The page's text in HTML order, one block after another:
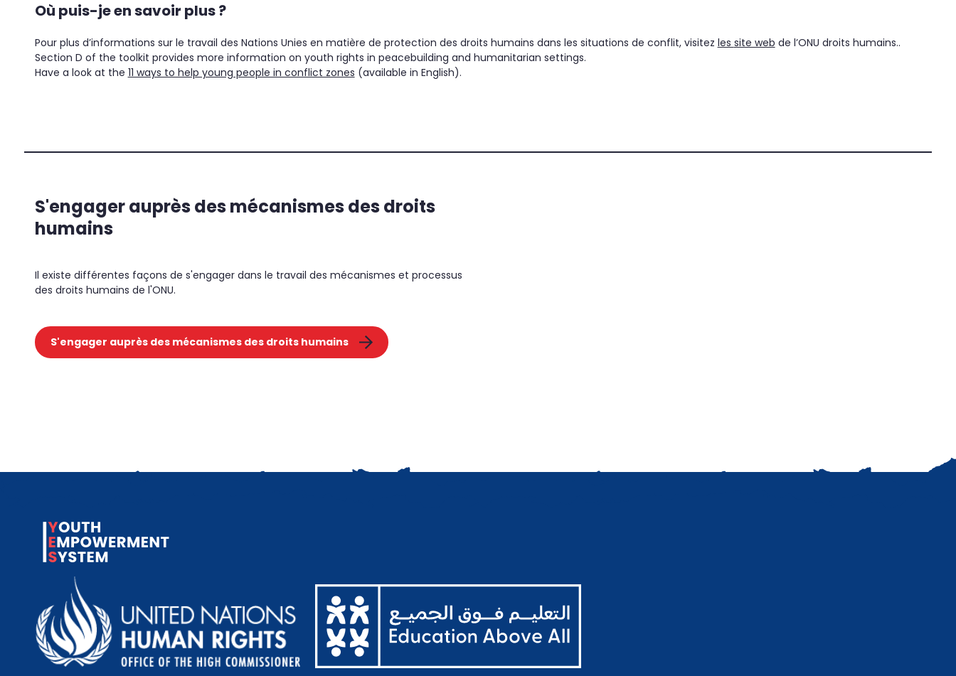
Où puis-je en savoir plus ?
Pour plus d’informations sur le travail des Nations Unies en matière de protection des droits humains dans les situations de conflit, visitez les site web de l’ONU droits humains..
Section D of the toolkit provides more information on youth rights in peacebuilding and humanitarian settings.
Have a look at the 11 ways to help young people in conflict zones (available in English).
S'engager auprès des mécanismes des droits
humains
Il existe différentes façons de s'engager dans le travail des mécanismes et processus
des droits humains de l'ONU.
S'engager auprès des mécanismes des droits humains
Search